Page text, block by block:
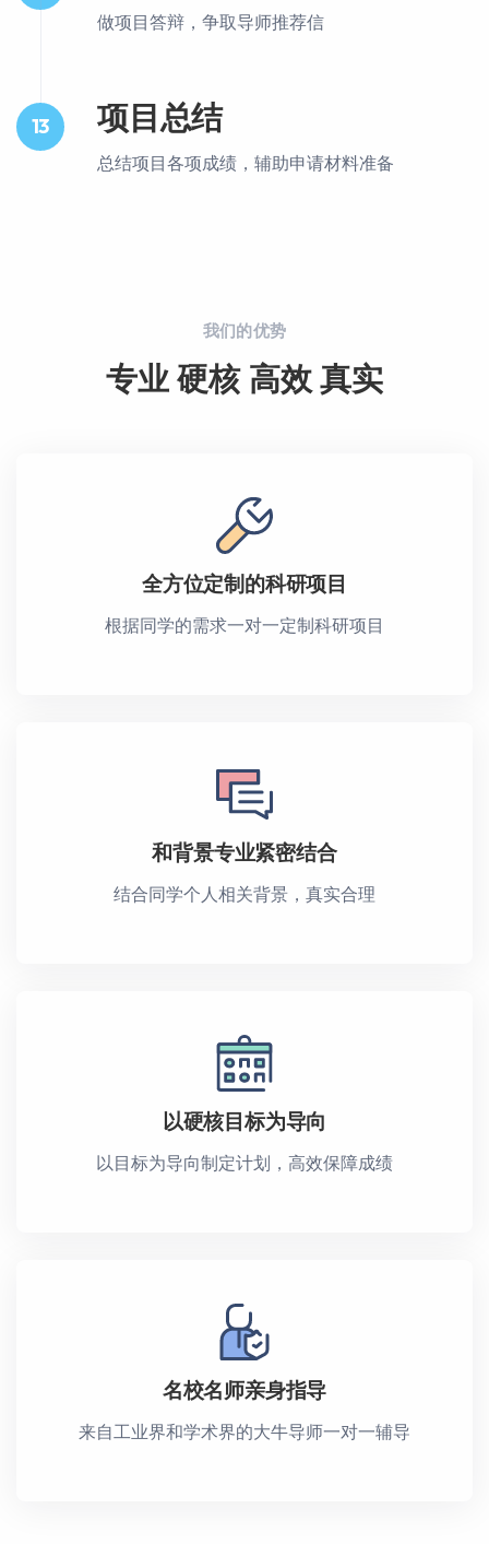
做项目答辩，争取导师推荐信
13 项目总结
总结项目各项成绩，辅助申请材料准备
我们的优势
专业 硬核 高效 真实
全方位定制的科研项目
根据同学的需求一对一定制科研项目
和背景专业紧密结合
结合同学个人相关背景，真实合理
以硬核目标为导向
以目标为导向制定计划，高效保障成绩
名校名师亲身指导
来自工业界和学术界的大牛导师一对一辅导